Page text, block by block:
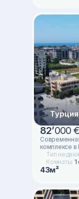
82’000 €
комплексе в
Тип
Комнаты:
43м²